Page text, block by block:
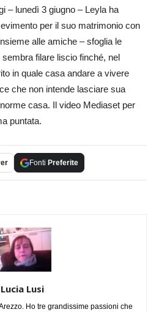
– lunedì 3 giugno – Leyla ha
per il suo matrimonio con
alle amiche – sfoglia le
filare liscio finché, nel
in quale casa andare a vivere
che non intende lasciare sua
casa. Il video Mediaset per
puntata.
Fonti Preferite
Lucia Lusi
Ho tre grandissime passioni che